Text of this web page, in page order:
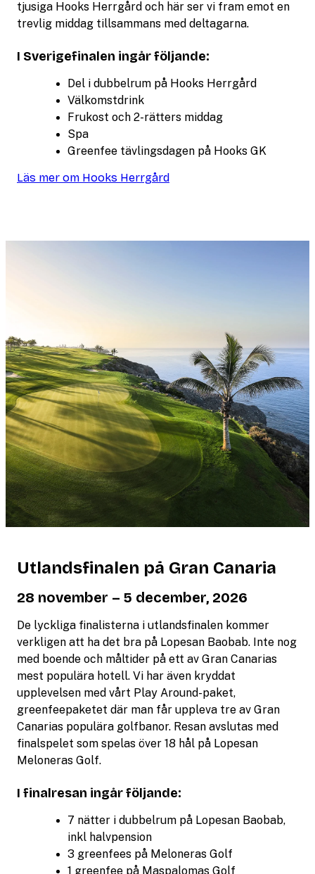
tjusiga Hooks Herrgård och här ser vi fram emot en
trevlig middag tillsammans med deltagarna.
I Sverigefinalen ingår följande:
Del i dubbelrum på Hooks Herrgård
Välkomstdrink
Frukost och 2-rätters middag
Spa
Greenfee tävlingsdagen på Hooks GK
Läs mer om Hooks Herrgård
Utlandsfinalen på Gran Canaria
28 november – 5 december, 2026
De lyckliga finalisterna i utlandsfinalen kommer
verkligen att ha det bra på Lopesan Baobab. Inte nog
med boende och måltider på ett av Gran Canarias
mest populära hotell. Vi har även kryddat
upplevelsen med vårt Play Around-paket,
greenfeepaketet där man får uppleva tre av Gran
Canarias populära golfbanor. Resan avslutas med
finalspelet som spelas över 18 hål på Lopesan
Meloneras Golf.
I finalresan ingår följande:
7 nätter i dubbelrum på Lopesan Baobab,
inkl halvpension
3 greenfees på Meloneras Golf
1 greenfee på Maspalomas Golf